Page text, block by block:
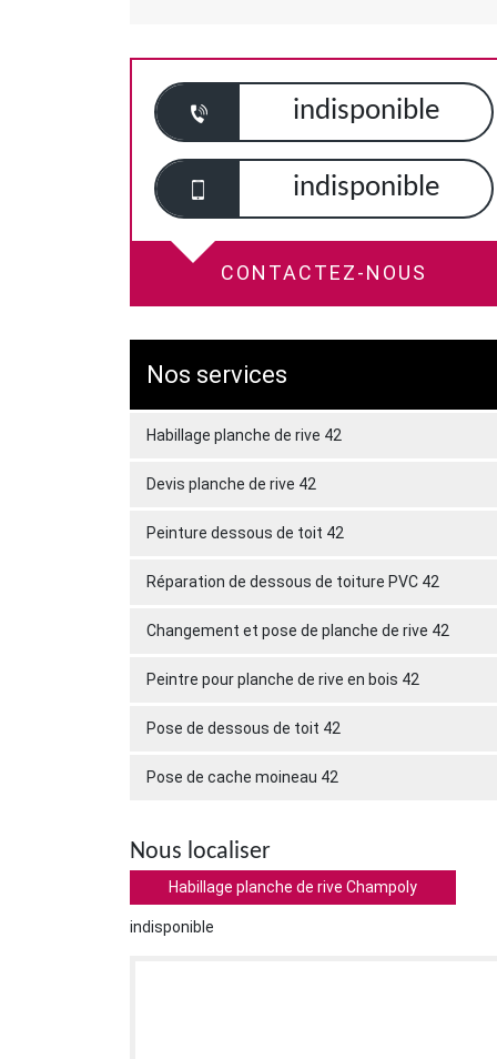
indisponible
indisponible
CONTACTEZ-NOUS
Nos services
Habillage planche de rive 42
Devis planche de rive 42
Peinture dessous de toit 42
Réparation de dessous de toiture PVC 42
Changement et pose de planche de rive 42
Peintre pour planche de rive en bois 42
Pose de dessous de toit 42
Pose de cache moineau 42
Nous localiser
Habillage planche de rive Champoly
indisponible